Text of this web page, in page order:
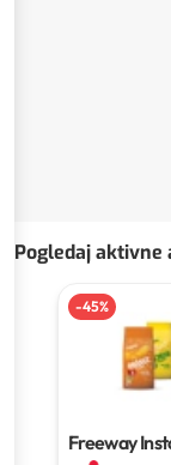
Pogledaj aktivne
-45%
Freeway